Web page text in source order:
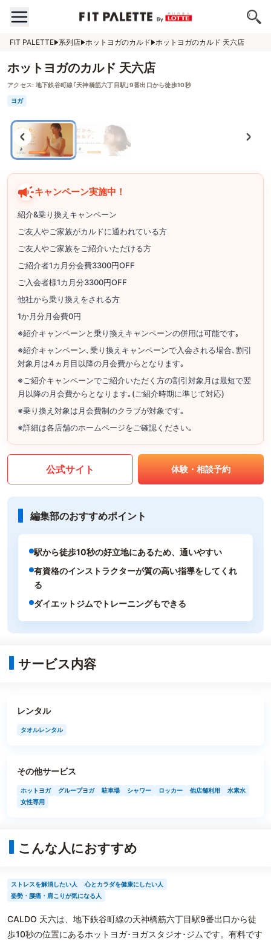
FIT PALETTE 系列店 ホットヨガのカルド ホットヨガのカルド 天六店
ホットヨガのカルド 天六店
アクセス: 地下鉄谷町線｢天神橋筋六丁目駅｣9番出口から徒歩10秒
ヨガ
キャンペーン実施中！
紹介&乗り換えキャンペーン
ご友人やご家族がカルドに通われている方
ご友人やご家族をご紹介いただける方
ご紹介者1カ月分会費3300円OFF
ご入会者様1カ月分3300円OFF
他社から乗り換えをされる方
1か月分月会費0円
※紹介キャンペーンと乗り換えキャンペーンの併用は可能です｡
※紹介キャンペーン､乗り換えキャンペーンで入会される場合､割引
対象月は4ヵ月目以降の月会費からとなります｡
※ご紹介キャンペーンでご紹介いただく方の割引対象月は最短で翌
月以降の月会費からとなります｡(ご紹介時期に準じて対応)
※乗り換え対象は月会費制のクラブが対象です｡
※詳細は各店舗のホームページをご確認ください｡
公式サイト 体験・相談予約
編集部のおすすめポイント
駅から徒歩10秒の好立地にあるため、通いやすい
有資格のインストラクターが質の高い指導をしてくれ
る
ダイエットジムでトレーニングもできる
サービス内容
レンタル
タオルレンタル
その他サービス
ホットヨガ グループヨガ 駐車場 シャワー ロッカー 他店舗利用
水素水
女性専用
こんな人におすすめ
ストレスを解消したい人
心とカラダを健康にしたい人
姿勢・腰痛・肩こりが気になる人
CALDO 天六は、地下鉄谷町線の天神橋筋六丁目駅9番出口から徒
歩10秒の位置にあるホットヨガ･ヨガスタジオ･ジムです。有料です